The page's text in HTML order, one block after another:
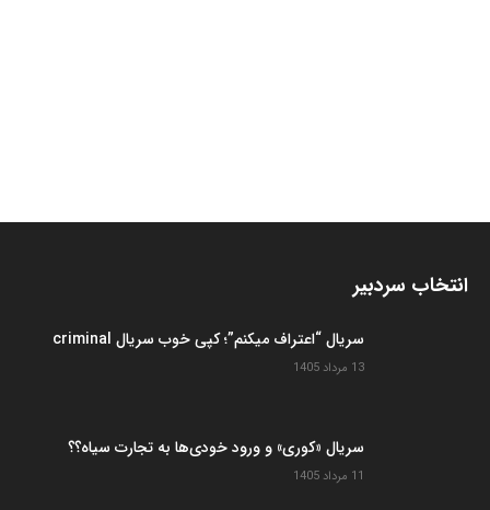
انتخاب سردبیر
سریال “اعتراف میکنم”؛ کپی خوب سریال criminal
13 مرداد 1405
سریال «کوری» و ورود خودی‌ها به تجارت سیاه؟؟
11 مرداد 1405